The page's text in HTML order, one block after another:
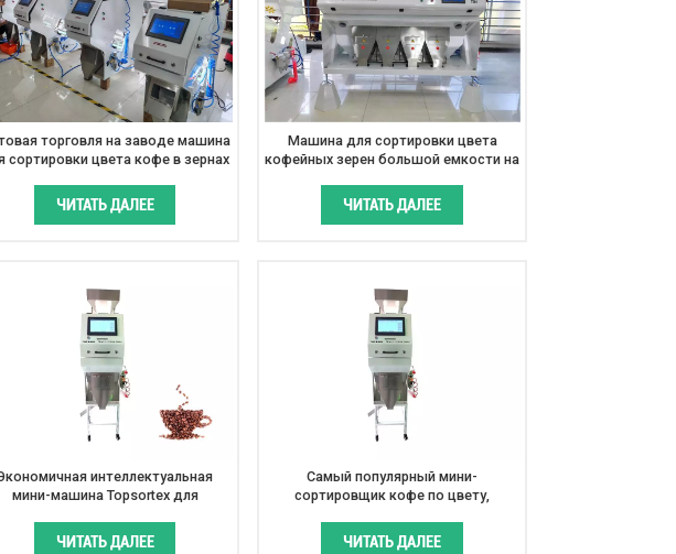
торговля на заводе машина
сортировки цвета кофе в зернах
ЧИТАТЬ ДАЛЕЕ
Машина для сортировки цвета
кофейных зерен большой емкости на
ЧИТАТЬ ДАЛЕЕ
интеллектуальная
мини-машина Topsortex для
ЧИТАТЬ ДАЛЕЕ
Самый популярный мини-
сортировщик кофе по цвету,
ЧИТАТЬ ДАЛЕЕ